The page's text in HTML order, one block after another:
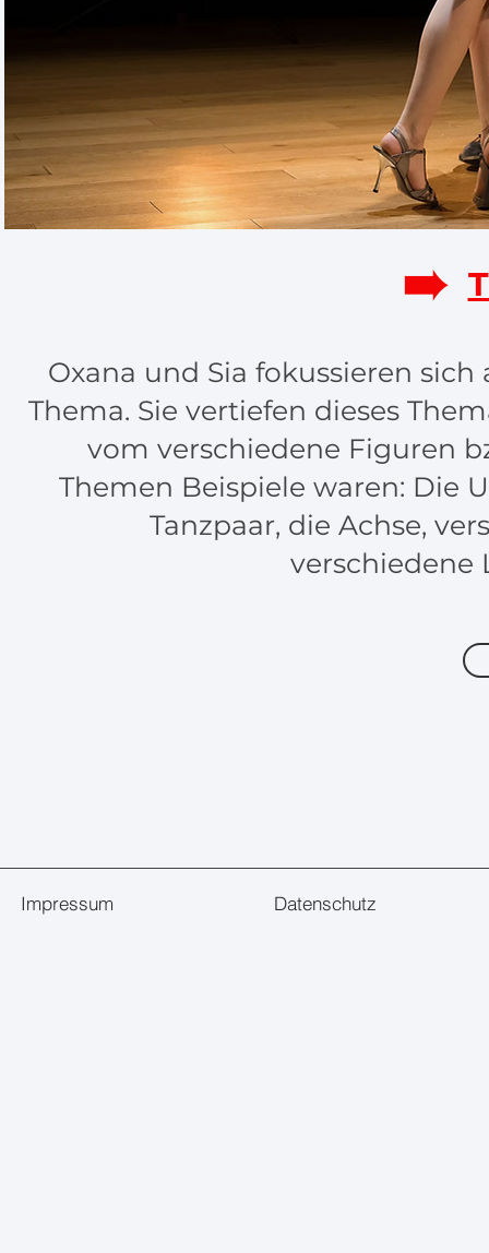
➠
Oxana und Sia fokussieren
Thema. Sie vertiefen dieses
vom verschiedene Figuren
Themen Beispiele waren: Die
Tanzpaar, die Achse,
verschiedene
Impressum Datenschutz